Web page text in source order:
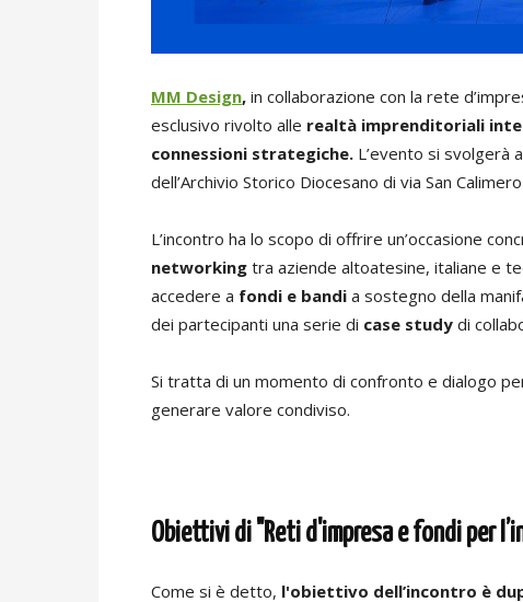
MM Design, in collaborazione con la rete
esclusivo rivolto alle realtà imprenditoriali
connessioni strategiche. L’evento si svolgerà
dell’Archivio Storico Diocesano di via San
L’incontro ha lo scopo di offrire un’occasione
networking tra aziende altoatesine, italiane e
accedere a fondi e bandi a sostegno della
dei partecipanti una serie di case study di
Si tratta di un momento di confronto e dialogo
generare valore condiviso.
Obiettivi di "Reti d'impresa e fondi per
Come si è detto, l'obiettivo dell’incontro è